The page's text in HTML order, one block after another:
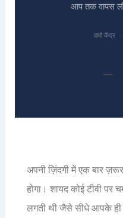
आप तक वापस
वावो केंद्र
—
अपनी ज़िंदगी में एक बार
होगा। शायद कोई टीवी पर
लगती थी जैसे सीधे आपके ही